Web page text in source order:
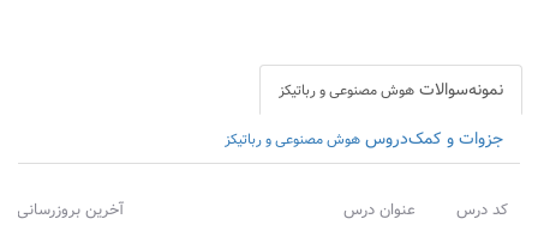
نمونه‌سوالات هوش مصنوعی و رباتیکز
جزوات و کمک‌دروس هوش مصنوعی و رباتیکز
کد درس عنوان درس آخرین بروزرسانی